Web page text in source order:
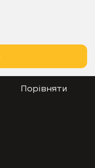
Порівняти